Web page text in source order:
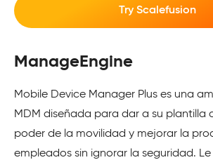
Try Scalefusion
ManageEngine
Mobile Device Manager Plus es una
MDM diseñada para dar a su plantilla
poder de la movilidad y mejorar la
empleados sin ignorar la seguridad.